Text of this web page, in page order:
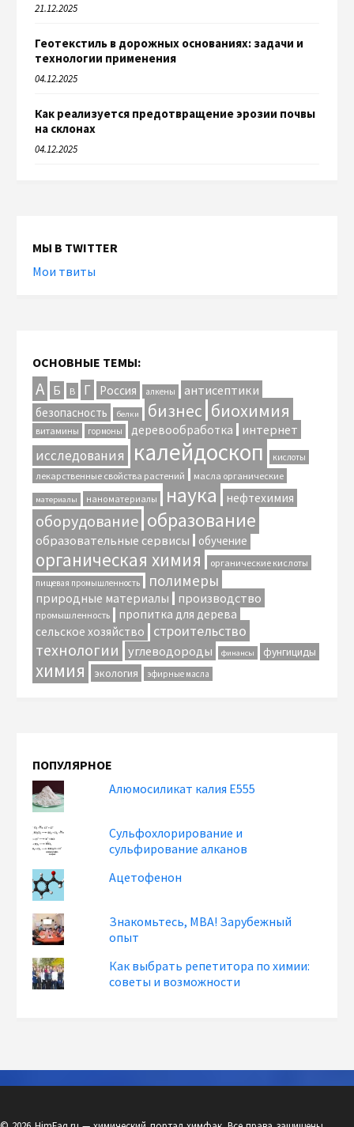
21.12.2025
Геотекстиль в дорожных основаниях: задачи и
технологии применения
04.12.2025
Как реализуется предотвращение эрозии почвы
на склонах
04.12.2025
МЫ В TWITTER
Мои твиты
ОСНОВНЫЕ ТЕМЫ:
А Б В Г Россия алкены антисептики
безопасность белки бизнес биохимия
витамины гормоны деревообработка интернет
исследования калейдоскоп кислоты
лекарственные свойства растений масла органические
материалы наноматериалы наука нефтехимия
оборудование образование
образовательные сервисы обучение
органическая химия органические кислоты
пищевая промышленность полимеры
природные материалы производство
промышленность
пропитка для дерева
сельское хозяйство
строительство
технологии углеводороды финансы фунгициды
химия экология эфирные масла
ПОПУЛЯРНОЕ
Алюмосиликат калия Е555
Сульфохлорирование и
сульфирование алканов
Ацетофенон
Знакомьтесь, MBA! Зарубежный
опыт
Как выбрать репетитора по химии:
советы и возможности